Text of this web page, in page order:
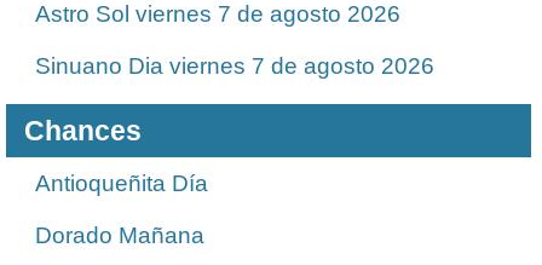
Astro Sol viernes 7 de agosto 2026
Sinuano Dia viernes 7 de agosto 2026
Chances
Antioqueñita Día
Dorado Mañana